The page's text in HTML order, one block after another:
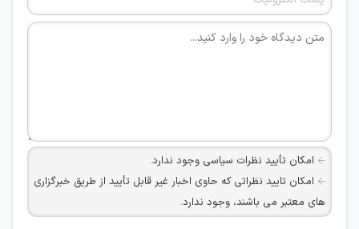
امکان تأیید نظرات سیاسی وجود ندارد.
امکان تایید نظراتی که حاوی اخبار غیر قابل تأیید از طریق خبرگزاری
های معتبر می باشند، وجود ندارد.